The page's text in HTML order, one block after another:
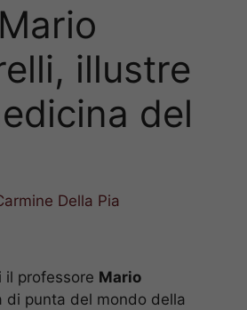
illustre
del
Della Pia
il professore Mario
di punta del mondo della